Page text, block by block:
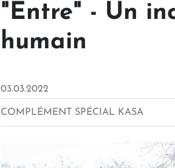
"Entre" - Un
humain
03.03.2022
COMPLÉMENT SPÉCIAL KASA